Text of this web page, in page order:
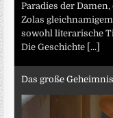
Paradies der
Zolas
sowohl literarische
Die Geschichte [...]
Das große Geheimnis